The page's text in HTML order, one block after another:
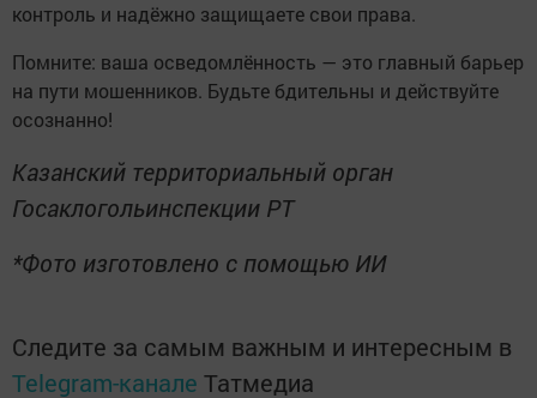
контроль и надёжно защищаете свои права.
Помните: ваша осведомлённость — это главный барьер
на пути мошенников. Будьте бдительны и действуйте
осознанно!
Казанский территориальный орган
Госаклогольинспекции РТ
*Фото изготовлено с помощью ИИ
Следите за самым важным и интересным в
Telegram-канале Татмедиа